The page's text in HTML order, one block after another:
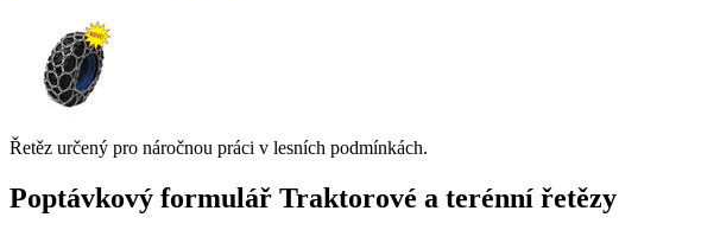
Řetěz určený pro náročnou práci v lesních podmínkách.
Poptávkový formulář Traktorové a terénní řetězy